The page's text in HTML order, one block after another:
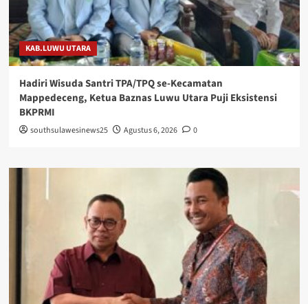
KAB.LUWU UTARA
Hadiri Wisuda Santri TPA/TPQ se-Kecamatan
Mappedeceng, Ketua Baznas Luwu Utara Puji Eksistensi
BKPRMI
southsulawesinews25 Agustus 6, 2026 0